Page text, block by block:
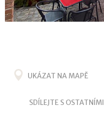
UKÁZAT NA MAPĚ
SDÍLEJTE S OSTATNÍMI